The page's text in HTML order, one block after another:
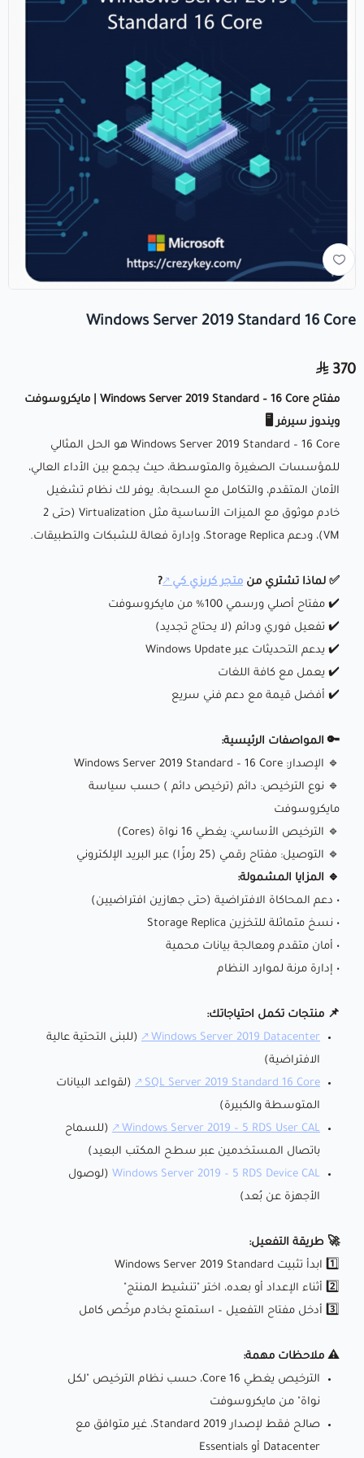
Windows Server 2019 Standard 16 Core
370
مفتاح Windows Server 2019 Standard – 16 Core | مايكروسوفت
ويندوز سيرفر 🖥️
Windows Server 2019 Standard – 16 Core هو الحل المثالي
للمؤسسات الصغيرة والمتوسطة، حيث يجمع بين الأداء العالي،
الأمان المتقدم، والتكامل مع السحابة. يوفر لك نظام تشغيل
خادم موثوق مع الميزات الأساسية مثل Virtualization (حتى 2
VM)، ودعم Storage Replica، وإدارة فعالة للشبكات والتطبيقات.
✅ لماذا تشتري من متجر كريزي كي
?
✔️ مفتاح أصلي ورسمي 100% من مايكروسوفت
✔️ تفعيل فوري ودائم (لا يحتاج تجديد)
✔️ يدعم التحديثات عبر Windows Update
✔️ يعمل مع كافة اللغات
✔️ أفضل قيمة مع دعم فني سريع
🔑 المواصفات الرئيسية:
🔹 الإصدار: Windows Server 2019 Standard – 16 Core
🔹 نوع الترخيص: دائم (ترخيص دائم ) حسب سياسة
مايكروسوفت
🔹 الترخيص الأساسي: يغطي 16 نواة (Cores)
🔹 التوصيل: مفتاح رقمي (25 رمزًا) عبر البريد الإلكتروني
🔹 المزايا المشمولة:
• دعم المحاكاة الافتراضية (حتى جهازين افتراضيين)
• نسخ متماثلة للتخزين Storage Replica
• أمان متقدم ومعالجة بيانات محمية
• إدارة مرنة لموارد النظام
📌 منتجات تكمل احتياجاتك:
Windows Server 2019 Datacenter
(للبنى التحتية عالية
الافتراضية)
SQL Server 2019 Standard 16 Core
(لقواعد البيانات
المتوسطة والكبيرة)
Windows Server 2019 – 5 RDS User CAL
(للسماح
باتصال المستخدمين عبر سطح المكتب البعيد)
Windows Server 2019 – 5 RDS Device CAL (لوصول
الأجهزة عن بُعد)
🚀 طريقة التفعيل:
1️⃣ ابدأ تثبيت Windows Server 2019 Standard
2️⃣ أثناء الإعداد أو بعده، اختر "تنشيط المنتج"
3️⃣ أدخل مفتاح التفعيل – استمتع بخادم مرخّص كامل
⚠️ ملاحظات مهمة:
الترخيص يغطي 16 Core، حسب نظام الترخيص "لكل
نواة" من مايكروسوفت
صالح فقط لإصدار Standard 2019، غير متوافق مع
Datacenter أو Essentials
+966560492549
info@crezykey.com